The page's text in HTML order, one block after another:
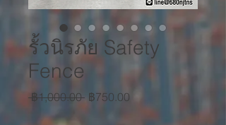
รั้วนิรภัย Safety
Fence
฿1,000.00 ราคา
ปกติ
฿750.00